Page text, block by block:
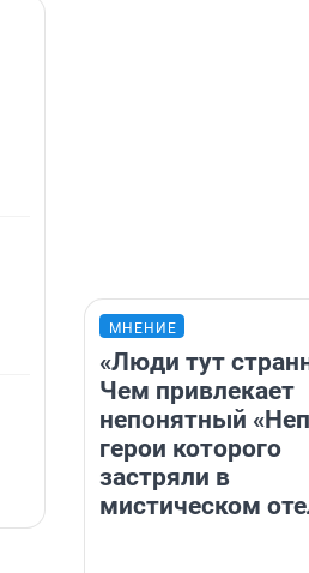
МНЕНИЕ
«Люди тут
Чем привлекает
непонятный
герои которого
застряли в
мистическом